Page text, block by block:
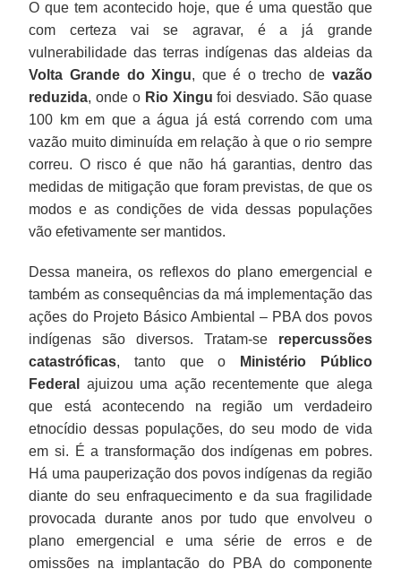
O que tem acontecido hoje, que é uma questão que
com certeza vai se agravar, é a já grande
vulnerabilidade das terras indígenas das aldeias da
Volta Grande do Xingu, que é o trecho de vazão
reduzida, onde o Rio Xingu foi desviado. São quase
100 km em que a água já está correndo com uma
vazão muito diminuída em relação à que o rio sempre
correu. O risco é que não há garantias, dentro das
medidas de mitigação que foram previstas, de que os
modos e as condições de vida dessas populações
vão efetivamente ser mantidos.
Dessa maneira, os reflexos do plano emergencial e
também as consequências da má implementação das
ações do Projeto Básico Ambiental – PBA dos povos
indígenas são diversos. Tratam-se repercussões
catastróficas, tanto que o
Ministério Público
Federal
ajuizou uma ação recentemente que alega
que está acontecendo na região um verdadeiro
etnocídio dessas populações, do seu modo de vida
em si. É a transformação dos indígenas em pobres.
Há uma pauperização dos povos indígenas da região
diante do seu enfraquecimento e da sua fragilidade
provocada durante anos por tudo que envolveu o
plano emergencial e uma série de erros e de
omissões na implantação do PBA do componente